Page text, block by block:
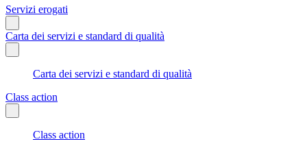
Servizi erogati
Carta dei servizi e standard di qualità
Carta dei servizi e standard di qualità
Class action
Class action